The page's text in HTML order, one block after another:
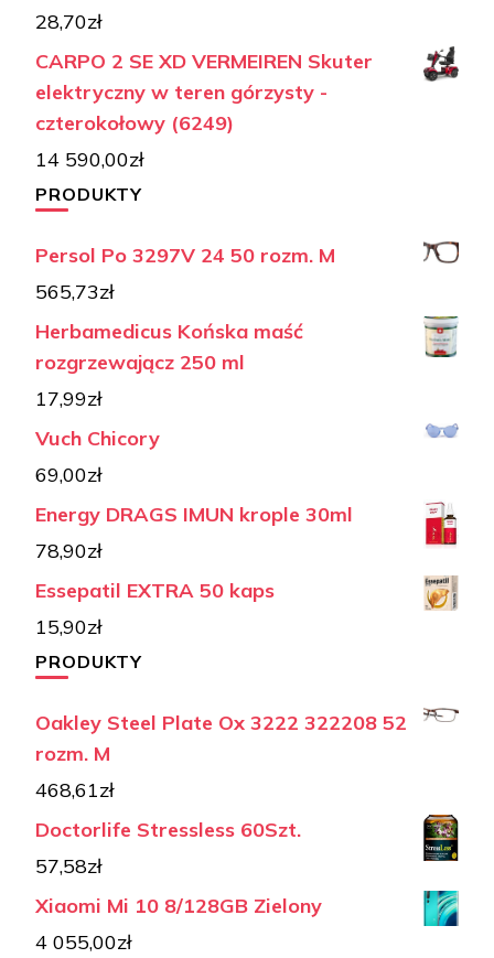
28,70zł
CARPO 2 SE XD VERMEIREN Skuter
elektryczny w teren górzysty -
czterokołowy (6249)
14 590,00zł
PRODUKTY
Persol Po 3297V 24 50 rozm. M
565,73zł
Herbamedicus Końska maść
rozgrzewającz 250 ml
17,99zł
Vuch Chicory
69,00zł
Energy DRAGS IMUN krople 30ml
78,90zł
Essepatil EXTRA 50 kaps
15,90zł
PRODUKTY
Oakley Steel Plate Ox 3222 322208 52
rozm. M
468,61zł
Doctorlife Stressless 60Szt.
57,58zł
Xiaomi Mi 10 8/128GB Zielony
4 055,00zł